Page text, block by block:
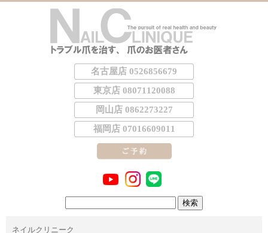
名古屋店 0526856679
東京店 08071120088
岡山店 0862273227
福岡店 07016609011
ネイルクリニーク